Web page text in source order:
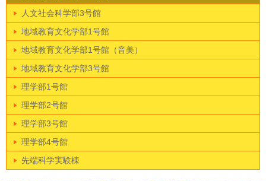
人文社会科学部3号館
地域教育文化学部1号館
地域教育文化学部1号館（音美）
地域教育文化学部3号館
理学部1号館
理学部2号館
理学部3号館
理学部4号館
先端科学実験棟